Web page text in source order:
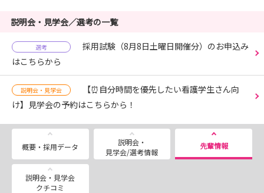
説明会・見学会／選考の一覧
選考
採用試験（8月8日土曜日開催分）のお申込み
はこちらから
説明会・見学会
【⏰自分時間を優先したい看護学生さん向
け】見学会の予約はこちらから！
概要・採用データ
説明会・
見学会/選考情報
先輩情報
説明会・見学会
クチコミ